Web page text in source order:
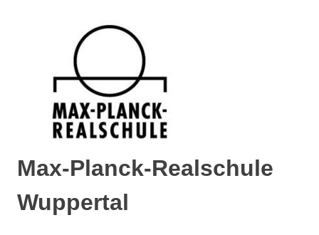
Max-Planck-Realschule
Wuppertal